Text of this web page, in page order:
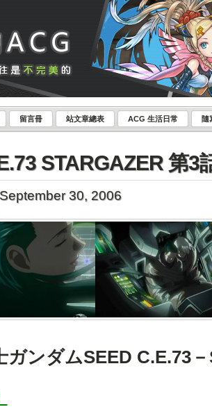
留言冊 站文章總表 ACG 生活日常 隨
STARGAZER 第3
30, 2006
ガンダムSEED C.E.73